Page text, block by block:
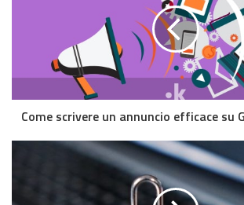
Come scrivere un annuncio efficace su